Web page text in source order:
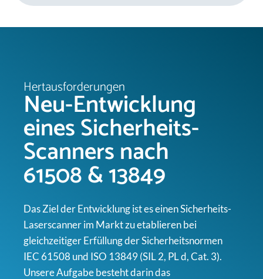
Hertausforderungen
Neu-Entwicklung
eines Sicherheits-
Scanners nach
61508 & 13849
Das Ziel der Entwicklung ist es einen Sicherheits-
Laserscanner im Markt zu etablieren bei
gleichzeitiger Erfüllung der Sicherheitsnormen
IEC 61508 und ISO 13849 (SIL 2, PL d, Cat. 3).
Unsere Aufgabe besteht darin das